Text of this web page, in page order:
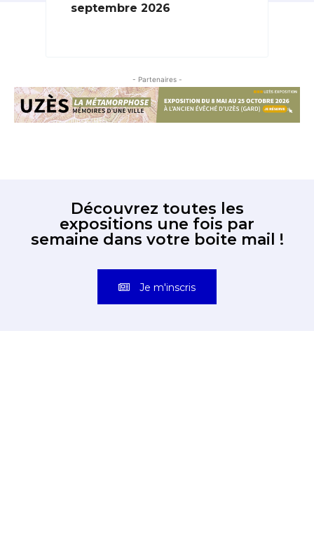
septembre 2026
- Partenaires -
Découvrez toutes les
expositions une fois par
semaine dans votre boite mail !
Je m'inscris